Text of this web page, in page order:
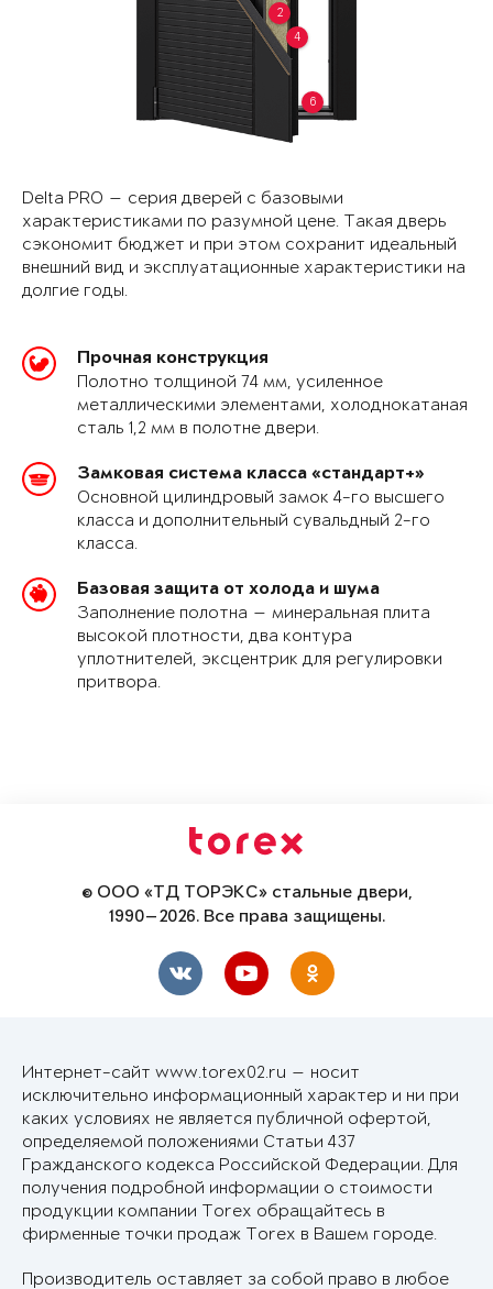
2
4
6
Delta PRO — серия дверей с базовыми
характеристиками по разумной цене. Такая дверь
сэкономит бюджет и при этом сохранит идеальный
внешний вид и эксплуатационные характеристики на
долгие годы.
Прочная конструкция
Полотно толщиной 74 мм, усиленное
металлическими элементами, холоднокатаная
сталь 1,2 мм в полотне двери.
Замковая система класса «стандарт+»
Основной цилиндровый замок 4-го высшего
класса и дополнительный сувальдный 2-го
класса.
Базовая защита от холода и шума
Заполнение полотна — минеральная плита
высокой плотности, два контура
уплотнителей, эксцентрик для регулировки
притвора.
© ООО «ТД ТОРЭКС» стальные двери,
1990—2026. Все права защищены.
Интернет-сайт www.torex02.ru — носит
исключительно информационный характер и ни при
каких условиях не является публичной офертой,
определяемой положениями Статьи 437
Гражданского кодекса Российской Федерации. Для
получения подробной информации о стоимости
продукции компании Torex обращайтесь в
фирменные точки продаж Torex в Вашем городе.
Производитель оставляет за собой право в любое